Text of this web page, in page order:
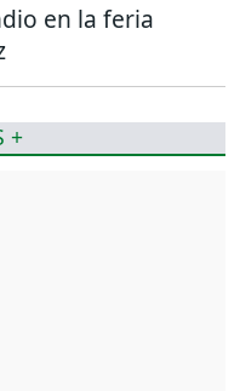
en la feria
+